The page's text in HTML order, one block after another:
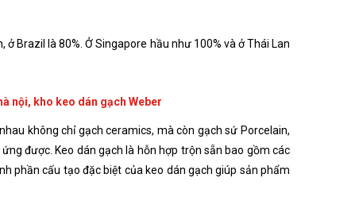
Brazil là 80%. Ở Singapore hầu như 100% và ở Thái Lan
nội, kho keo dán gạch Weber
không chỉ gạch ceramics, mà còn gạch sứ Porcelain,
được. Keo dán gạch là hỗn hợp trộn sẵn bao gồm các
phần cấu tạo đặc biệt của keo dán gạch giúp sản phẩm